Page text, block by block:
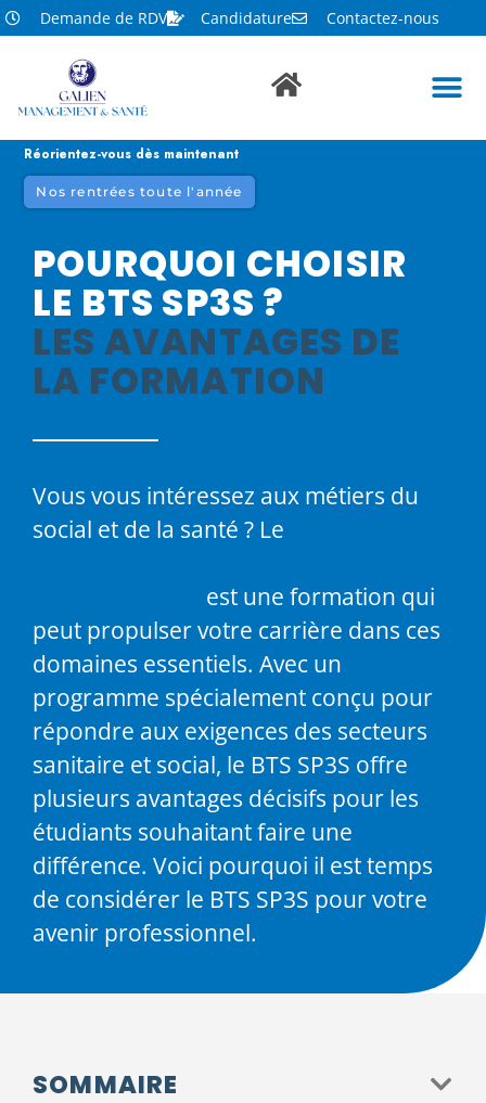
Demande de RDV Candidature Contactez-nous
Réorientez-vous dès maintenant
Nos rentrées toute l'année
POURQUOI CHOISIR
LE BTS SP3S ?
LES AVANTAGES DE
LA FORMATION
Vous vous intéressez aux métiers du
social et de la santé ? Le
est une formation qui
peut propulser votre carrière dans ces
domaines essentiels. Avec un
programme spécialement conçu pour
répondre aux exigences des secteurs
sanitaire et social, le BTS SP3S offre
plusieurs avantages décisifs pour les
étudiants souhaitant faire une
différence. Voici pourquoi il est temps
de considérer le BTS SP3S pour votre
avenir professionnel.
SOMMAIRE